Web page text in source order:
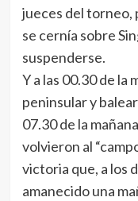
jueces del torneo,
se cernía sobre
suspenderse.
Y a las 00.30 de la
peninsular y
07.30 de la
volvieron al
victoria que, a los
amanecido una